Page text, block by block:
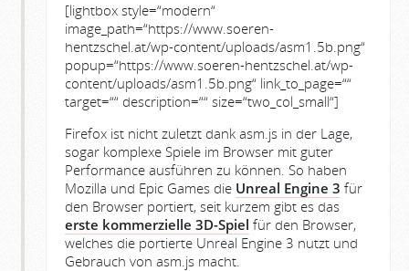
[lightbox style=“modern“
image_path=“https://www.soeren-
hentzschel.at/wp-content/uploads/asm1.5b.png“
popup=“https://www.soeren-hentzschel.at/wp-
content/uploads/asm1.5b.png“ link_to_page=““
target=““ description=““ size=“two_col_small“]
Firefox ist nicht zuletzt dank asm.js in der Lage,
sogar komplexe Spiele im Browser mit guter
Performance ausführen zu können. So haben
Mozilla und Epic Games die Unreal Engine 3 für
den Browser portiert, seit kurzem gibt es das
erste kommerzielle 3D-Spiel für den Browser,
welches die portierte Unreal Engine 3 nutzt und
Gebrauch von asm.js macht.